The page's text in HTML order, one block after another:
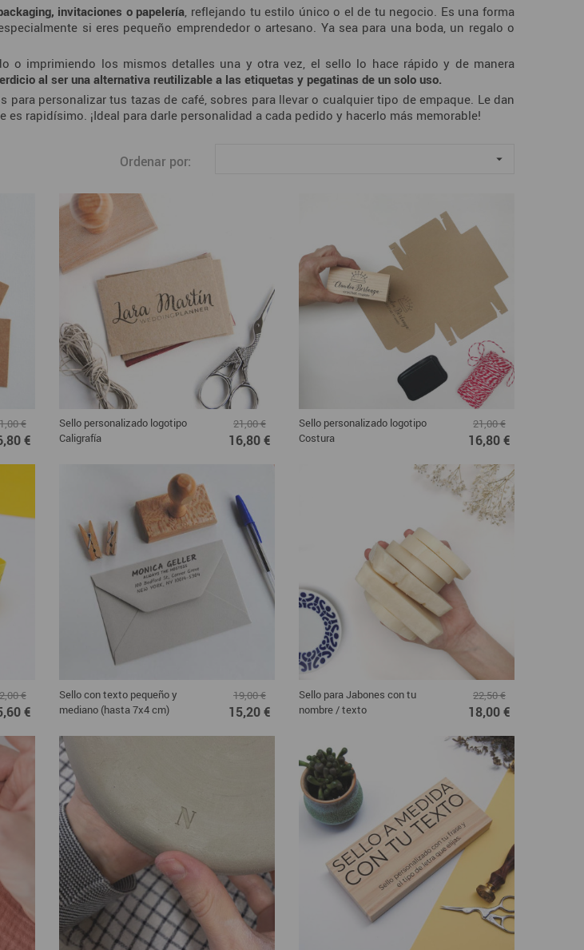
invitaciones o papelería , reflejando tu estilo único o el de tu negocio. Es una forma
si eres pequeño emprendedor o artesano. Ya sea para una boda, un regalo o
o imprimiendo los mismos detalles una y otra vez, el sello lo hace rápido y de manera
al ser una alternativa reutilizable a las etiquetas y pegatinas de un solo uso.
para personalizar tus tazas de café, sobres para llevar o cualquier tipo de empaque. Le dan
rapidísimo. ¡Ideal para darle personalidad a cada pedido y hacerlo más memorable!
Ordenar por: 
€
€
Sello personalizado logotipo
Caligrafía
21,00 €
16,80 €
Sello personalizado logotipo
Costura
21,00 €
16,80 €
€
€
Sello con texto pequeño y
mediano (hasta 7x4 cm)
19,00 €
15,20 €
Sello para Jabones con tu
nombre / texto
22,50 €
18,00 €